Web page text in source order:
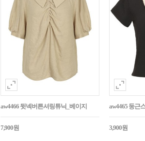
aw4466 뒷넥버튼셔링튜닉_베이지
7,900원
aw4465 둥근
3,900원